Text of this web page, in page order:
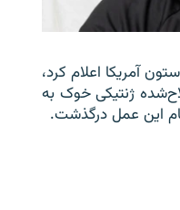
آمریکا اعلام کرد،
ژنتیکی خوک به
این عمل درگذشت.